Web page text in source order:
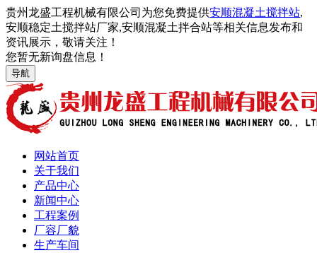
贵州龙盛工程机械有限公司为您免费提供安顺混凝土搅拌站,
安顺稳定土搅拌站厂家,安顺混凝土拌合站等相关信息发布和
资讯展示，敬请关注！
您暂无新询盘信息！
导航
网站首页
关于我们
产品中心
新闻中心
工程案例
厂容厂貌
生产车间